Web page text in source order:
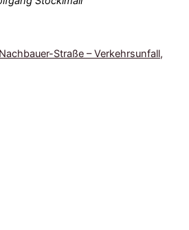
Straße – Verkehrsunfall,